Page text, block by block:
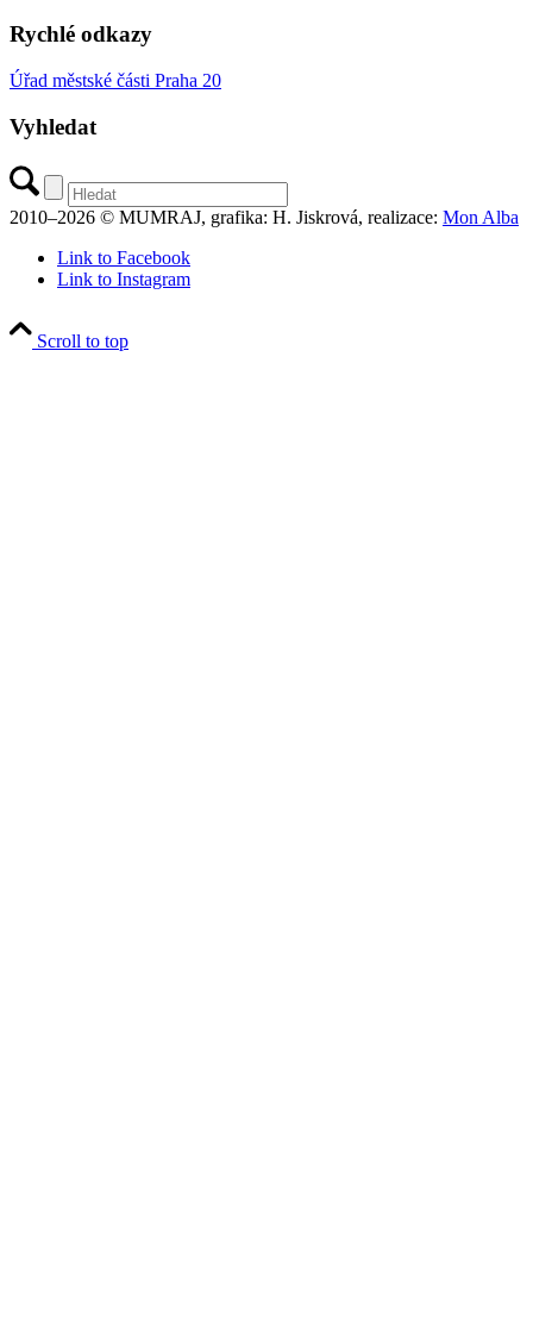
Rychlé odkazy
Úřad městské části Praha 20
Vyhledat
2010–2026 © MUMRAJ, grafika: H. Jiskrová, realizace: Mon Alba
Link to Facebook
Link to Instagram
Scroll to top